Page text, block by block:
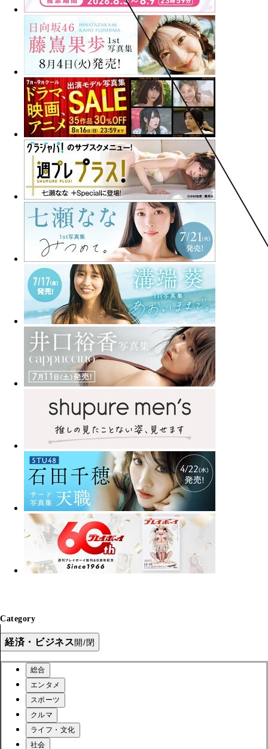
Category
経済・ビジネス開/閉
総合
エンタメ
スポーツ
クルマ
ライフ・文化
社会